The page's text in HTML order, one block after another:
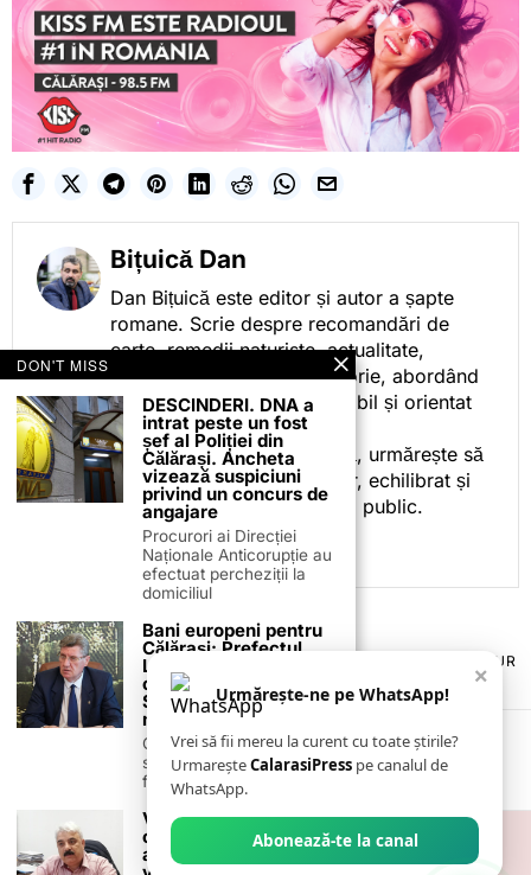
Bițuică Dan
Dan Bițuică este editor și autor a șapte
romane. Scrie despre recomandări de
carte, remedii naturiste, actualitate,
cotidian politic, sport și istorie, abordând
subiectele într-un stil accesibil și orientat
spre informare.
Prin activitatea sa editorială, urmărește să
ofere cititorilor conținut clar, echilibrat și
relevant, adaptat interesului public.
TERMENI ȘI CONDIȚII
POLITICA DE ANULARE & RETUR
PUBLICITATE ONLINE & TIPĂRITĂ
CONTACT
ZIARUL ANUNȚUL CĂLĂRĂȘEAN
×
Urmărește-ne pe WhatsApp!
Vrei să fii mereu la curent cu toate știrile?
UrmareșteCalarasiPress pe canalul de
WhatsApp.
Abonează-te la canal
DON'T MISS
DESCINDERI. DNA a
intrat peste un fost
șef al Poliției din
Călărași. Ancheta
vizează suspiciuni
privind un concurs de
angajare
Procurori ai Direcției
Naționale Anticorupție au
efectuat percheziții la
domiciliul
Bani europeni pentru
Călărași: Prefectul
Laurențiu State anunță
colaborarea cu ADR
Sud-Muntenia pentru
noi finanțări
Călărașul se pregătește
să intre pe harta
finanțărilor europene, cu
Virgil Dumbravă
critică dur actuala
administrație. Să fie